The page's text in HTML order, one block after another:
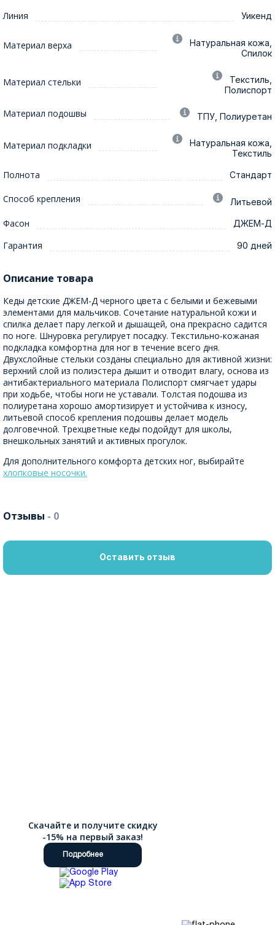
Линия Уикенд
Материал верха
Натуральная кожа,
Спилок
Материал стельки
Текстиль,
Полиспорт
Материал подошвы ТПУ, Полиуретан
Материал подкладки
Натуральная кожа,
Текстиль
Полнота Стандарт
Способ крепления Литьевой
Фасон ДЖЕМ-Д
Гарантия 90 дней
Описание товара
Кеды детские ДЖЕМ-Д черного цвета с белыми и бежевыми
элементами для мальчиков. Сочетание натуральной кожи и
спилка делает пару легкой и дышащей, она прекрасно садится
по ноге. Шнуровка регулирует посадку. Текстильно-кожаная
подкладка комфортна для ног в течение всего дня.
Двухслойные стельки созданы специально для активной жизни:
верхний слой из полиэстера дышит и отводит влагу, основа из
антибактериального материала Полиспорт смягчает удары
при ходьбе, чтобы ноги не уставали. Толстая подошва из
полиуретана хорошо амортизирует и устойчива к износу,
литьевой способ крепления подошвы делает модель
долговечной. Трехцветные кеды подойдут для школы,
внешкольных занятий и активных прогулок.
Для дополнительного комфорта детских ног, выбирайте
хлопковые носочки.
Отзывы - 0
Оставить отзыв
Скачайте и получите скидку
-15% на первый заказ!
Подробнее